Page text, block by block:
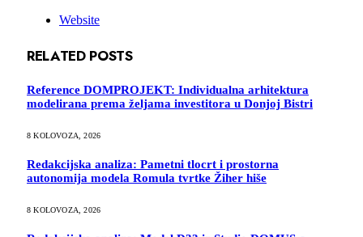
Website
RELATED POSTS
Reference DOMPROJEKT: Individualna arhitektura
modelirana prema željama investitora u Donjoj Bistri
8 KOLOVOZA, 2026
Redakcijska analiza: Pametni tlocrt i prostorna
autonomija modela Romula tvrtke Žiher hiše
8 KOLOVOZA, 2026